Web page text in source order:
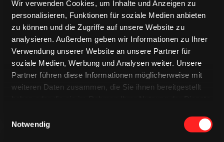
Wir verwenden Cookies, um Inhalte und Anzeigen zu
personalisieren, Funktionen für soziale Medien anbieten
zu können und die Zugriffe auf unsere Website zu
analysieren. Außerdem geben wir Informationen zu Ihrer
Verwendung unserer Website an unsere Partner für
soziale Medien, Werbung und Analysen weiter. Unsere
Partner führen diese Informationen möglicherweise mit
weiteren Daten zusammen, die Sie ihnen bereitgestellt
Notwendig
TRIKOTS
TRIKOTS
TRIKOTS